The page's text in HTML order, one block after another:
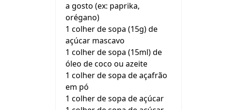
a gosto (ex: paprika,
orégano)
1 colher de sopa (15g) de
açúcar mascavo
1 colher de sopa (15ml) de
óleo de coco ou azeite
1 colher de sopa de açafrão
em pó
1 colher de sopa de açúcar